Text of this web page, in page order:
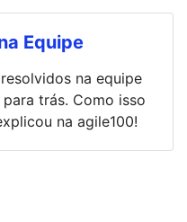
Equipe
na equipe
trás. Como isso
na agile100!